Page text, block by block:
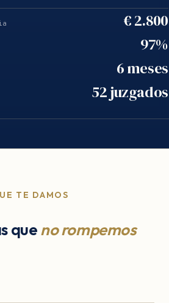
€ 2.800
97%
6 meses
52 juzgados
TE DAMOS
queno rompemos